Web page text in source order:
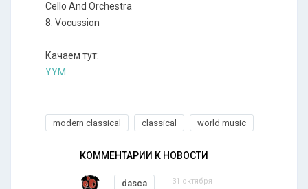
Cello And Orchestra
8. Vocussion
Качаем тут:
YYM
modern classical classical world music
КОММЕНТАРИИ К НОВОСТИ
dasca 31 октября